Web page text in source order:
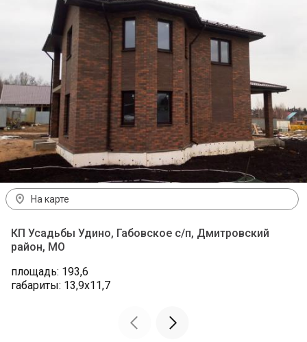
На карте
КП Усадьбы Удино, Габовское с/п, Дмитровский
район, МО
площадь: 193,6
габариты: 13,9х11,7